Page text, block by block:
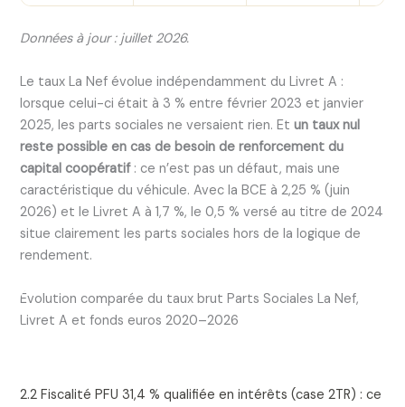
Données à jour : juillet 2026.
Le taux La Nef évolue indépendamment du Livret A :
lorsque celui-ci était à 3 % entre février 2023 et janvier
2025, les parts sociales ne versaient rien. Etun taux nul
reste possible en cas de besoin de renforcement du
capital coopératif: ce n’est pas un défaut, mais une
caractéristique du véhicule. Avec la BCE à 2,25 % (juin
2026) et le Livret A à 1,7 %, le 0,5 % versé au titre de 2024
situe clairement les parts sociales hors de la logique de
rendement.
Évolution comparée du taux brut Parts Sociales La Nef,
Livret A et fonds euros 2020–2026
2.2 Fiscalité PFU 31,4 % qualifiée en intérêts (case 2TR) : ce